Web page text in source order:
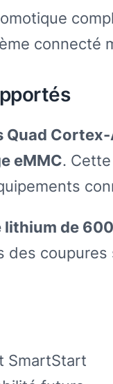
connecté
Cortex-
eMMC.
lithium de
des coupures
SmartStart